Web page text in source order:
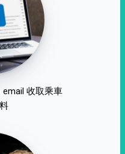
收取乘車